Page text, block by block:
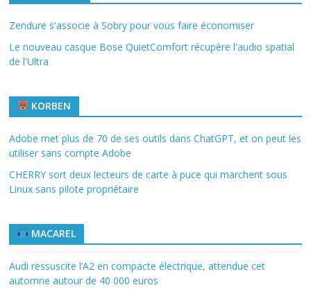
Zendure s'associe à Sobry pour vous faire économiser
Le nouveau casque Bose QuietComfort récupère l'audio spatial
de l'Ultra
KORBEN
Adobe met plus de 70 de ses outils dans ChatGPT, et on peut les
utiliser sans compte Adobe
CHERRY sort deux lecteurs de carte à puce qui marchent sous
Linux sans pilote propriétaire
MACAREL
Audi ressuscite l’A2 en compacte électrique, attendue cet
automne autour de 40 000 euros